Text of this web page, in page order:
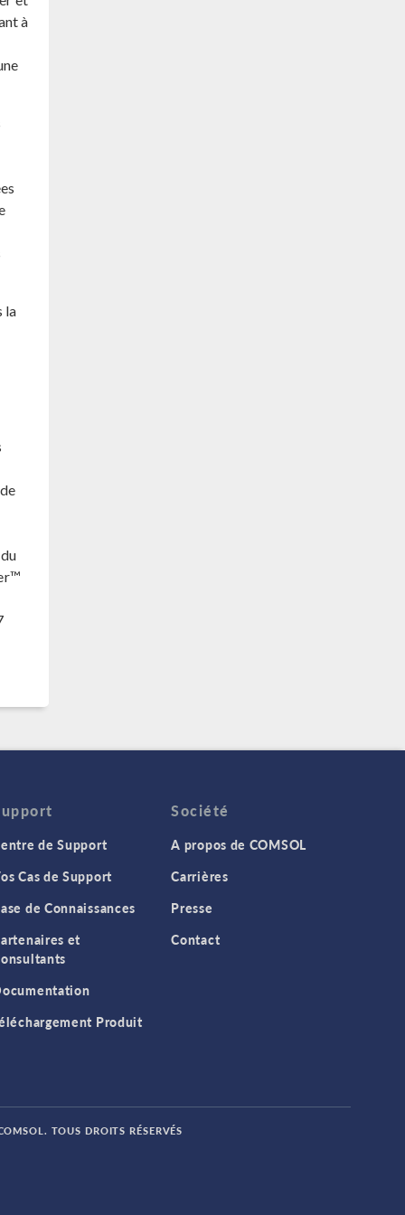
à
la
de Support
Cas de Support
de Connaissances
et
Produit
Société
A propos de COMSOL
Carrières
Presse
Contact
TOUS DROITS RÉSERVÉS